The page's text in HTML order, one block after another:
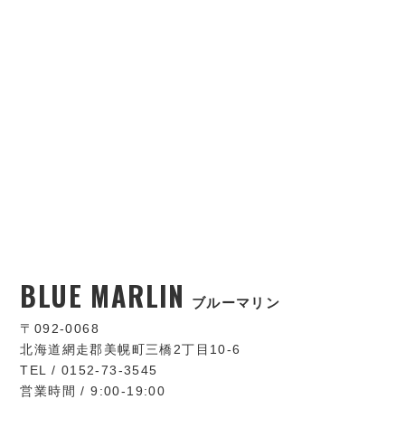
BLUE MARLIN ブルーマリン
〒092-0068
北海道網走郡美幌町三橋2丁目10-6
TEL / 0152-73-3545
営業時間 / 9:00-19:00